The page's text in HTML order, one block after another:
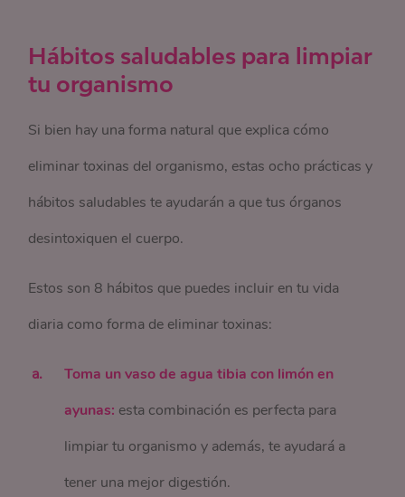
Hábitos saludables para limpiar
tu organismo
Si bien hay una forma natural que explica cómo
eliminar toxinas del organismo, estas ocho prácticas y
hábitos saludables te ayudarán a que tus órganos
desintoxiquen el cuerpo.
Estos son 8 hábitos que puedes incluir en tu vida
diaria como forma de eliminar toxinas:
Toma un vaso de agua tibia con limón en
ayunas: esta combinación es perfecta para
limpiar tu organismo y además, te ayudará a
tener una mejor digestión.